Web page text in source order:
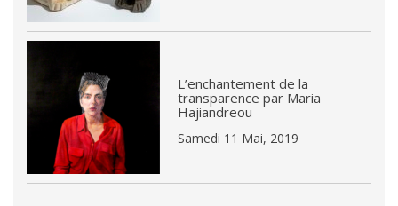
L’enchantement de la
transparence par Maria
Hajiandreou
Samedi 11 Mai, 2019